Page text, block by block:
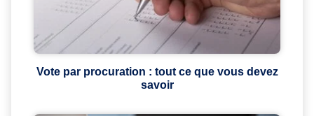
Vote par procuration : tout ce que vous devez
savoir